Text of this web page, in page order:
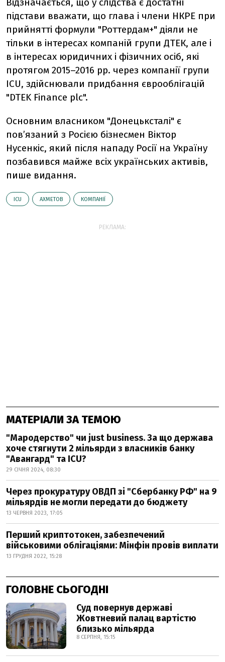
підстави вважати, що глава і члени НКРЕ при
прийнятті формули "Роттердам+" діяли не
тільки в інтересах компаній групи ДТЕК, але і
в інтересах юридичних і фізичних осіб, які
протягом 2015–2016 рр. через компанії групи
ICU, здійснювали придбання єврооблігацій
"DTEK Finance plc".
Основним власником "Донецьксталі" є
пов’язаний з Росією бізнесмен Віктор
Нусенкіс, який після нападу Росії на Україну
позбавився майже всіх українських активів,
пише видання.
ICU АХМЕТОВ КОМПАНІЇ
РЕКЛАМА:
МАТЕРІАЛИ ЗА ТЕМОЮ
"Мародерство" чи just business. За що держава
хоче стягнути 2 мільярди з власників банку
"Авангард" та ICU?
29 СІЧНЯ 2024, 08:30
Через прокуратуру ОВДП зі "Сбербанку РФ" на 9
мільярдів не могли передати до бюджету
13 ЧЕРВНЯ 2023, 17:05
Перший криптотокен, забезпечений
військовими облігаціями: Мінфін провів виплати
13 ГРУДНЯ 2022, 15:28
ГОЛОВНЕ СЬОГОДНІ
Суд повернув державі
Жовтневий палац вартістю
близько мільярда
8 СЕРПНЯ, 15:15